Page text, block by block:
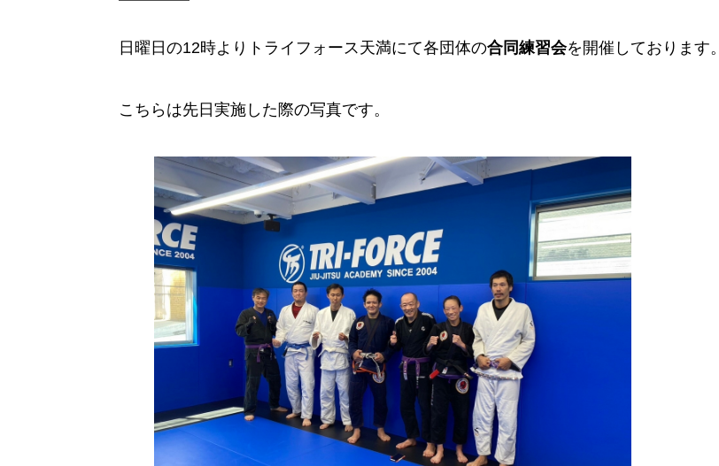
日曜日の12時よりトライフォース天満にて各団体の合同練習会を開催しております。
こちらは先日実施した際の写真です。